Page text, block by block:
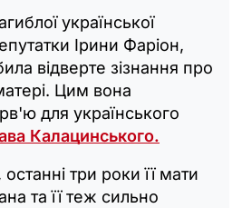
української
Ірини Фаріон,
відверте зізнання про
Цим вона
для українського
Калацинського.
три роки її мати
та її теж сильно